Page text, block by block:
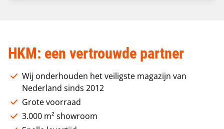
HKM: een vertrouwde partner
Wij onderhouden het veiligste magazijn van
Nederland sinds 2012
Grote voorraad
3.000 m² showroom